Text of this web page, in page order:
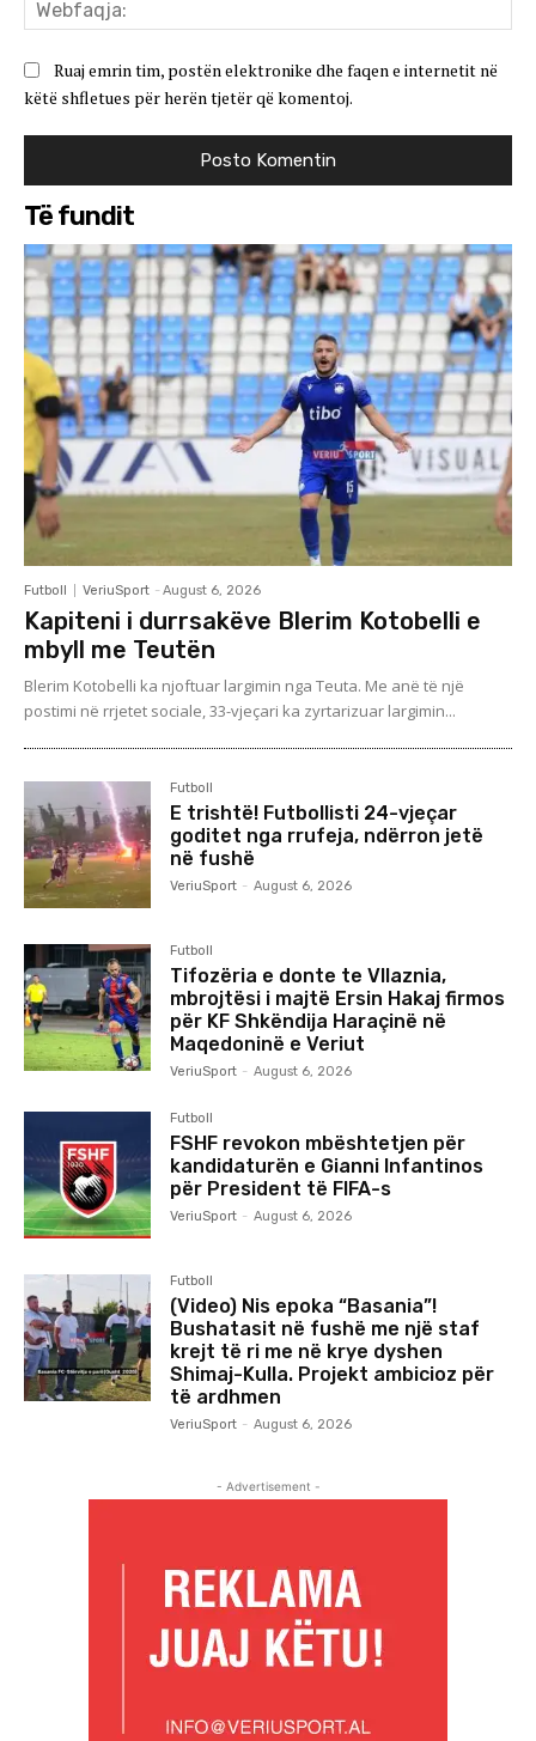
Ruaj emrin tim, postën elektronike dhe faqen e internetit në
këtë shfletues për herën tjetër që komentoj.
Të fundit
Futboll VeriuSport - August 6, 2026
Kapiteni i durrsakëve Blerim Kotobelli e
mbyll me Teutën
Blerim Kotobelli ka njoftuar largimin nga Teuta. Me anë të një
postimi në rrjetet sociale, 33-vjeçari ka zyrtarizuar largimin...
Futboll
E trishtë! Futbollisti 24-vjeçar
goditet nga rrufeja, ndërron jetë
në fushë
VeriuSport - August 6, 2026
Futboll
Tifozëria e donte te Vllaznia,
mbrojtësi i majtë Ersin Hakaj firmos
për KF Shkëndija Haraçinë në
Maqedoninë e Veriut
VeriuSport - August 6, 2026
Futboll
FSHF revokon mbështetjen për
kandidaturën e Gianni Infantinos
për President të FIFA-s
VeriuSport - August 6, 2026
Futboll
(Video) Nis epoka “Basania”!
Bushatasit në fushë me një staf
krejt të ri me në krye dyshen
Shimaj-Kulla. Projekt ambicioz për
të ardhmen
VeriuSport - August 6, 2026
- Advertisement -